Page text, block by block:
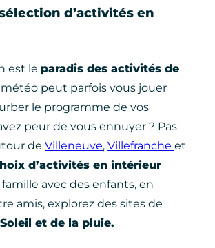
d’activités en
est le paradis des activités de
météo peut parfois vous jouer
le programme de vos
peur de vous ennuyer ? Pas
de Villeneuve, Villefranche et
d’activités en intérieur
famille avec des enfants, en
amis, explorez des sites de
et de la pluie.